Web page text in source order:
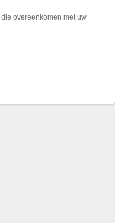
overeenkomen met uw